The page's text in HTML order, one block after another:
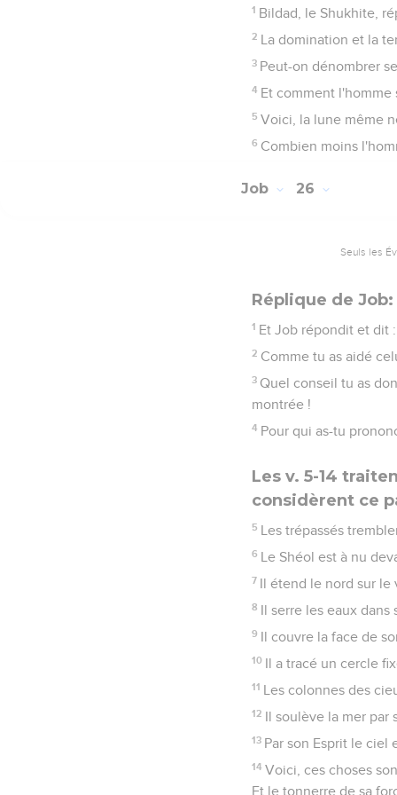
1 Bildad, le Shukhite,
2 La domination et la
3 Peut-on dénombrer
4 Et comment
5 Voici, la lune même
6 Combien moins
Job 26
Seuls les
Réplique de
1 Et Job répondit et dit :
2 Comme tu as aidé
3 Quel conseil tu as
montrée !
4 Pour qui as-tu
Les v. 5-14
considèrent ce
5 Les trépassés
6 Le Shéol est à nu
7 Il étend le nord sur le
8 Il serre les eaux dans
9 Il couvre la face de
10 Il a tracé un cercle
11 Les colonnes des
12 Il soulève la mer par
13 Par son Esprit le ciel
14 Voici, ces choses
Et le tonnerre de sa